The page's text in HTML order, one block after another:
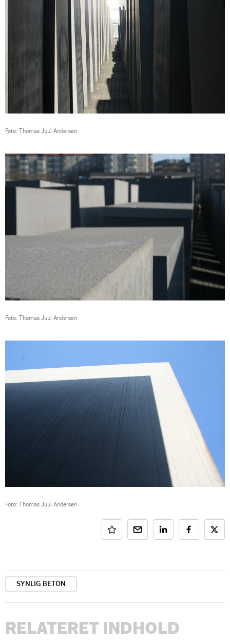
Foto: Thomas Juul Andersen
Foto: Thomas Juul Andersen
Foto: Thomas Juul Andersen
SYNLIG BETON
RELATERET INDHOLD